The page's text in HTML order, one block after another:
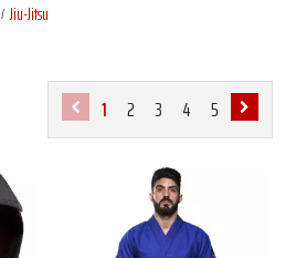
/ Jiu-Jitsu
1 2 3 4 5